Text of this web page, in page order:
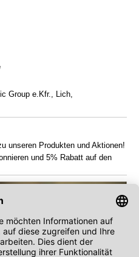
Group e.Kfr., Lich,
unseren Produkten und Aktionen!
und 5% Rabatt auf den